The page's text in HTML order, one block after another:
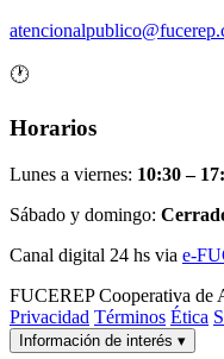
🕐
Horarios
Lunes a viernes: 10:30 –
Sábado y domingo:
Canal digital 24 hs via e-
FUCEREP Cooperativa de
Privacidad Términos Ética
Información de interés ▾